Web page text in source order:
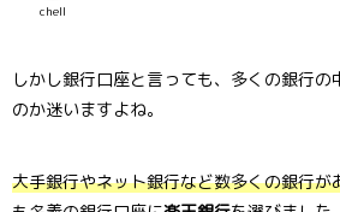
chell
しかし銀行口座と言っても、多くの銀行の
のか迷いますよね。
大手銀行やネット銀行など数多くの銀行が